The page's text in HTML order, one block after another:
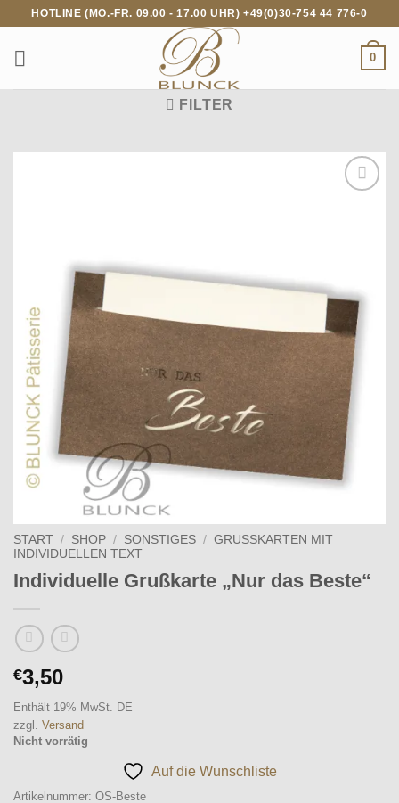
springen
HOTLINE (MO.-FR. 09.00 - 17.00 UHR) +49(0)30-754 44 776-0
0
FILTER
START / SHOP / SONSTIGES / GRUSSKARTEN MIT I
NDIVIDUELLEN TEXT
Individuelle Grußkarte „Nur das Beste“
€3,50
Enthält 19% MwSt. DE
zzgl. Versand
Nicht vorrätig
Auf die Wunschliste
Artikelnummer: OS-Beste